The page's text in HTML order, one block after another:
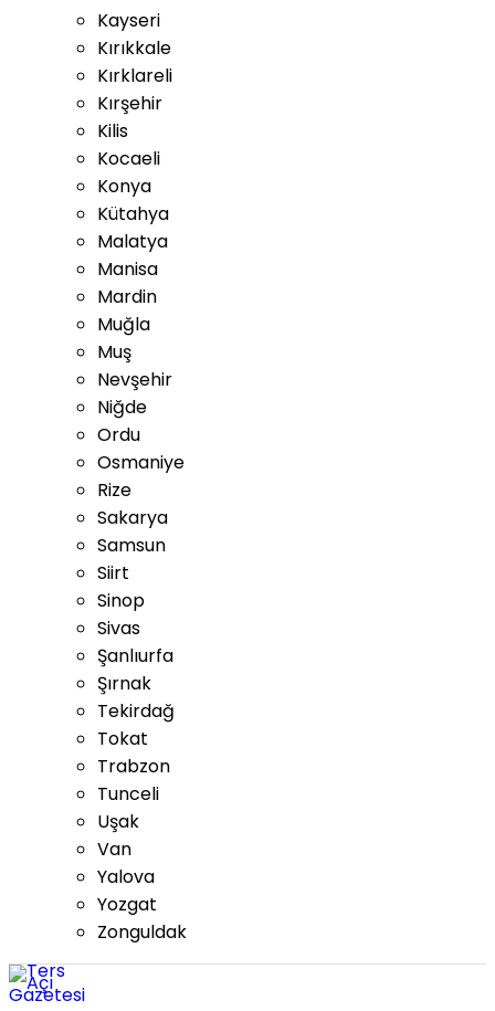
Kayseri
Kırıkkale
Kırklareli
Kırşehir
Kilis
Kocaeli
Konya
Kütahya
Malatya
Manisa
Mardin
Muğla
Muş
Nevşehir
Niğde
Ordu
Osmaniye
Rize
Sakarya
Samsun
Siirt
Sinop
Sivas
Şanlıurfa
Şırnak
Tekirdağ
Tokat
Trabzon
Tunceli
Uşak
Van
Yalova
Yozgat
Zonguldak